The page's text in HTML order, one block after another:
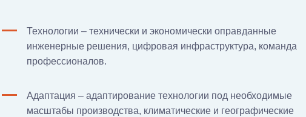
Технологии – технически и экономически оправданные
инженерные решения, цифровая инфраструктура, команда
профессионалов.
Адаптация – адаптирование технологии под необходимые
масштабы производства, климатические и географические